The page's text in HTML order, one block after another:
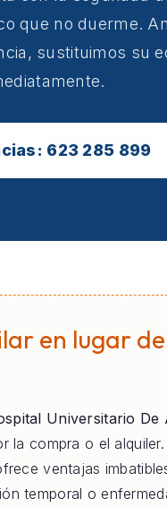
que no duerme.
sustituimos su
623 285 899
en lugar de
Universitario De
la compra o el alquiler.
ventajas
temporal o